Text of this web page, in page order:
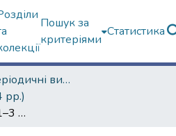
Пошук за
критеріями
Статистика
Харківські періодичні видання
рр.)
Всесвіт. – 1927. – № 1–3 (23 січня)